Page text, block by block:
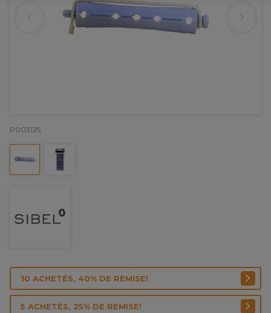
P003125
10 ACHETÉS, 40% DE REMISE!
5 ACHETÉS, 25% DE REMISE!